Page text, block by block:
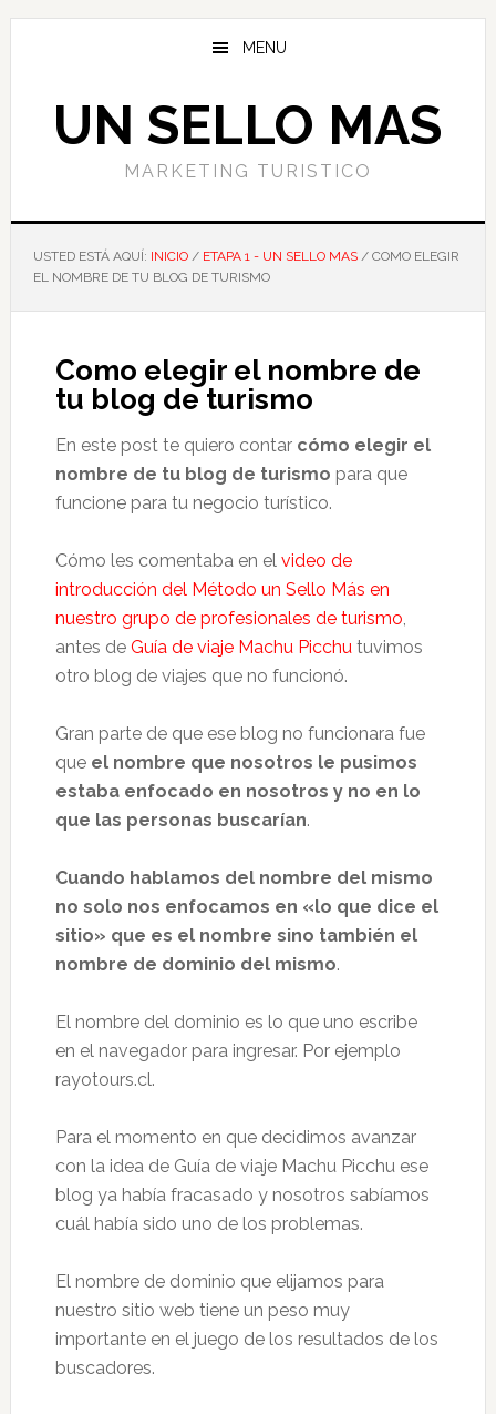
principal
MENU
UN SELLO MAS
MARKETING TURISTICO
USTED ESTÁ AQUÍ: INICIO / ETAPA 1 - UN SELLO MAS /COMO ELEGIR
EL NOMBRE DE TU BLOG DE TURISMO
Como elegir el nombre de
tu blog de turismo
En este post te quiero contar cómo elegir el
nombre de tu blog de turismo para que
funcione para tu negocio turístico.
Cómo les comentaba en el video de
introducción del Método un Sello Más en
nuestro grupo de profesionales de turismo,
antes de Guía de viaje Machu Picchutuvimos
otro blog de viajes que no funcionó.
Gran parte de que ese blog no funcionara fue
que el nombre que nosotros le pusimos
estaba enfocado en nosotros y no en lo
que las personas buscarían.
Cuando hablamos del nombre del mismo
no solo nos enfocamos en «lo que dice el
sitio» que es el nombre sino también el
nombre de dominio del mismo.
El nombre del dominio es lo que uno escribe
en el navegador para ingresar. Por ejemplo
rayotours.cl.
Para el momento en que decidimos avanzar
con la idea de Guía de viaje Machu Picchu ese
blog ya había fracasado y nosotros sabíamos
cuál había sido uno de los problemas.
El nombre de dominio que elijamos para
nuestro sitio web tiene un peso muy
importante en el juego de los resultados de los
buscadores.